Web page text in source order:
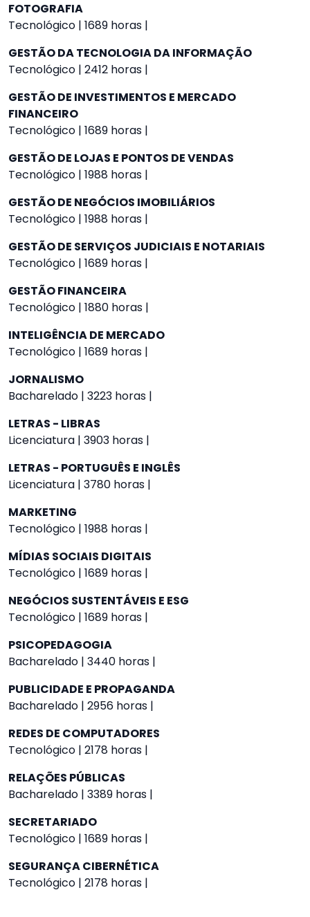
FOTOGRAFIA
Tecnológico | 1689 horas |
GESTÃO DA TECNOLOGIA DA INFORMAÇÃO
Tecnológico | 2412 horas |
GESTÃO DE INVESTIMENTOS E MERCADO
FINANCEIRO
Tecnológico | 1689 horas |
GESTÃO DE LOJAS E PONTOS DE VENDAS
Tecnológico | 1988 horas |
GESTÃO DE NEGÓCIOS IMOBILIÁRIOS
Tecnológico | 1988 horas |
GESTÃO DE SERVIÇOS JUDICIAIS E NOTARIAIS
Tecnológico | 1689 horas |
GESTÃO FINANCEIRA
Tecnológico | 1880 horas |
INTELIGÊNCIA DE MERCADO
Tecnológico | 1689 horas |
JORNALISMO
Bacharelado | 3223 horas |
LETRAS - LIBRAS
Licenciatura | 3903 horas |
LETRAS - PORTUGUÊS E INGLÊS
Licenciatura | 3780 horas |
MARKETING
Tecnológico | 1988 horas |
MÍDIAS SOCIAIS DIGITAIS
Tecnológico | 1689 horas |
NEGÓCIOS SUSTENTÁVEIS E ESG
Tecnológico | 1689 horas |
PSICOPEDAGOGIA
Bacharelado | 3440 horas |
PUBLICIDADE E PROPAGANDA
Bacharelado | 2956 horas |
REDES DE COMPUTADORES
Tecnológico | 2178 horas |
RELAÇÕES PÚBLICAS
Bacharelado | 3389 horas |
SECRETARIADO
Tecnológico | 1689 horas |
SEGURANÇA CIBERNÉTICA
Tecnológico | 2178 horas |